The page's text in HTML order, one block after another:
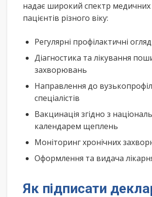
надає широкий спектр медичних
пацієнтів різного віку:
Регулярні профілактичні
Діагностика та лікування
захворювань
Направлення до
спеціалістів
Вакцинація згідно з
календарем щеплень
Моніторинг хронічних
Оформлення та видача
Як підписати